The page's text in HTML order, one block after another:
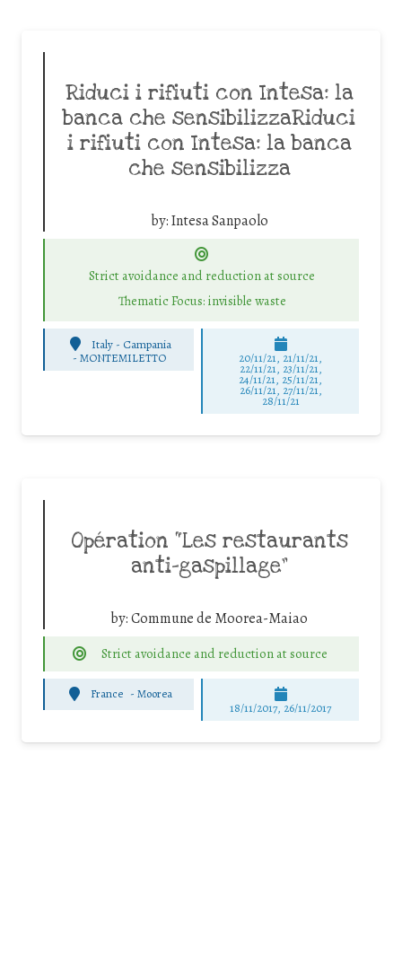
Riduci i rifiuti con Intesa: la
banca che sensibilizzaRiduci
i rifiuti con Intesa: la banca
che sensibilizza
by:Intesa Sanpaolo
Strict avoidance and reduction at source
Thematic Focus: invisible waste
Italy - Campania
- MONTEMILETTO 20/11/21, 21/11/21,
22/11/21, 23/11/21,
24/11/21, 25/11/21,
26/11/21, 27/11/21,
28/11/21
Opération “Les restaurants
anti-gaspillage”
by:Commune de Moorea-Maiao
Strict avoidance and reduction at source
France - Moorea
18/11/2017, 26/11/2017